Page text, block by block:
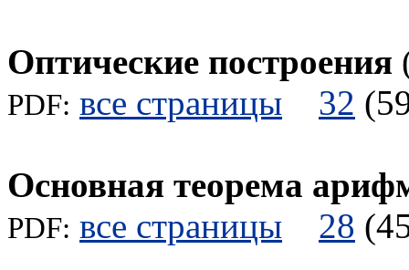
Оптические построения
PDF: все страницы 32
Основная теорема
PDF: все страницы 28